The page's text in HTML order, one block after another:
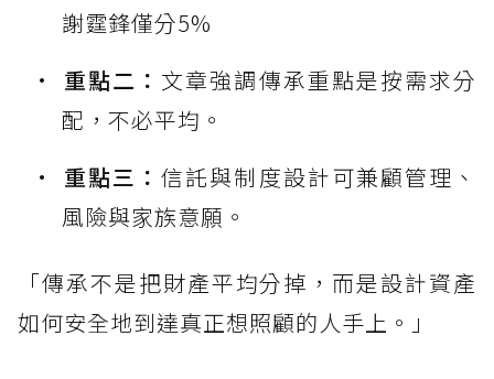
謝霆鋒僅分5%
重點二： 文章強調傳承重點是按需求分
配，不必平均。
重點三：信託與制度設計可兼顧管理、
風險與家族意願。
「傳承不是把財產平均分掉，而是設計資產
如何安全地到達真正想照顧的人手上。」